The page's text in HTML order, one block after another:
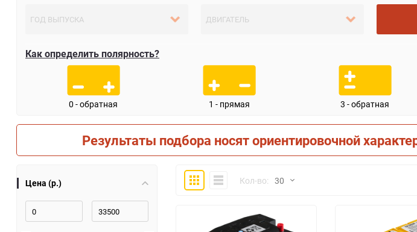
Как определить полярность?
0 - обратная 1 - прямая 3 - обратная
Результаты подбора носят ориентировочной
Цена (р.)
ПлиткаКомпактноКол-во: 30
30